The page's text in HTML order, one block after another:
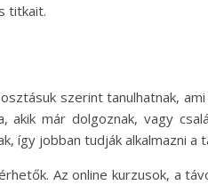
titkait.
szerint tanulhatnak,
már dolgoznak, vagy
így jobban tudják alkalmazni a
Az online kurzusok, a